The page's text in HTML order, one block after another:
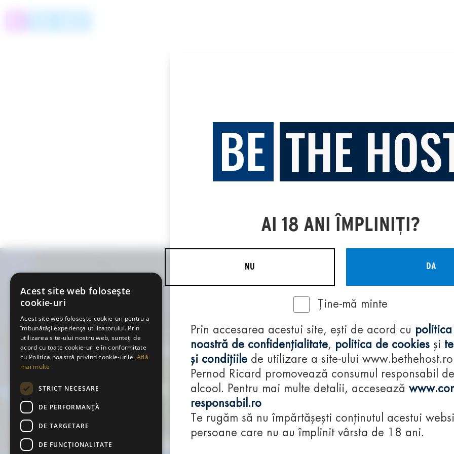
consumă-
AI 18 ANI ÎMPLINIȚI?
NU DA
Ține-mă minte
Prin accesarea acestui site, ești de acord cu politica
noastră de confidențialitate, politica de cookies și
și condițiile de utilizare a site-ului
Pernod Ricard promovează consumul responsabil de
alcool. Pentru mai multe detalii, accesează
responsabil.ro
Te rugăm să nu împărtășești conținutul acestui
persoane care nu au împlinit vârsta de 18 ani.
Acest site web folosește
cookie-uri
Acest site web folosește cookie-uri pentru a
îmbunătăți experiența utilizatorului. Prin
utilizarea site-ului nostru web, sunteți de
acord cu toate cookie-urile în conformitate
cu Politica noastră privind cookie-urile. Află
mai multe
STRICT NECESARE
DE PERFORMANȚĂ
DE TARGETARE
DE FUNCŢIONALITATE